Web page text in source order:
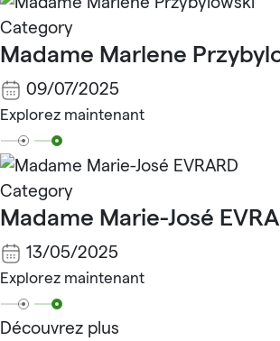
Category
Madame Marlene
09/07/2025
Explorez maintenant
Category
Madame Marie-José
13/05/2025
Explorez maintenant
Découvrez plus